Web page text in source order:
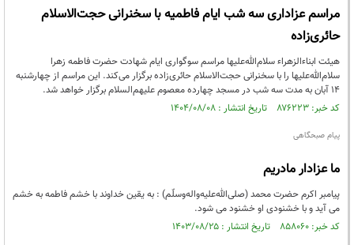
مراسم عزاداری سه شب ایام فاطمیه با سخنرانی حجت‌الاسلام
حائری‌زاده
هیئت ابناءالزهراء سلام‌الله‌علیها مراسم سوگواری ایام شهادت حضرت فاطمه زهرا
سلام‌الله‌علیها را با سخنرانی حجت‌الاسلام حائری‌زاده برگزار می‌کند. این مراسم از چهارشنبه
۱۴ آبان به مدت سه شب در مسجد چهارده معصوم علیهم‌السلام برگزار خواهد شد.
کد خبر: ۸۷۶۲۲۳ تاریخ انتشار : ۱۴۰۴/۰۸/۰۸
پیام صبحگاهی
ما عزادار مادریم
پيامبر اکرم حضرت محمد (صلی‌الله‌علیه‌و‌اله‌وسلّم) : به یقین خداوند با خشم فاطمه به خشم
مى آید و با خشنودى او خشنود مى شود.
کد خبر: ۸۵۸۰۶۰ تاریخ انتشار : ۱۴۰۳/۰۸/۲۵